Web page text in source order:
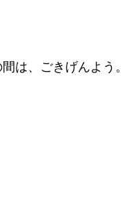
は、ごきげんよう。